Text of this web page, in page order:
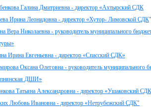
Галина Дмитриевна - директор «Ахтырский СДК
Ирина Леонидовна - директор «Хутор- Лимовской СДК"
Вера Николаевна - руководитель муниципального
Ирина Евгеньевна - директор «Спасский СДК»
Оксана Олеговна - руководитель муниципального
ДШИ»
Татьяна Александровна - директор «Ушаковский
Любовь Ивановна - директор «Нетрубежский СДК"